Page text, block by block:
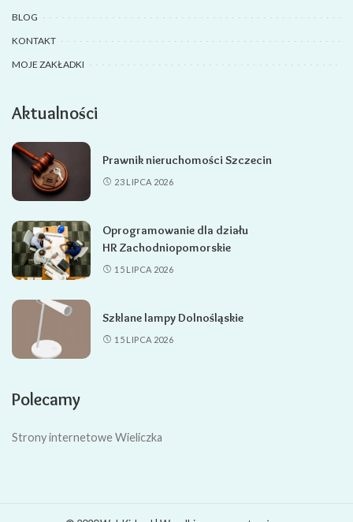
BLOG
KONTAKT
MOJE ZAKŁADKI
Aktualności
Prawnik nieruchomości Szczecin
23 LIPCA 2026
Oprogramowanie dla działu
HR Zachodniopomorskie
15 LIPCA 2026
Szklane lampy Dolnośląskie
15 LIPCA 2026
Polecamy
Strony internetowe Wieliczka